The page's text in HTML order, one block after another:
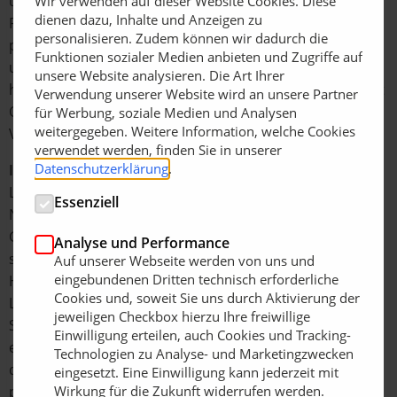
Platten bis maximal 50 kg. Über einen Tragegriff
positionieren ein bis zwei Personen die Platten exakt
und schnell. Ideal zum Anschließen an einen
handelsüblichen Industriestaubsauger oder ein Quickjet
QJ-600-E beziehungsweise Speedy VS-140/200
Vakuumgerät von Probst.
In sicherer Position – Trittstufen und Granitstehlen
Last but not least sind es Trittstufen, Granitstehlen und
Natursteinmauerwerk, die das individuelle Bild eines
Gartens prägen. Allerdings stellen gerade diese
schweren und unhandlichen Materialien eine
Herausforderung für den Rücken dar. Probst hat
Lösungen entwickelt, mit denen die manuelle
Schwerstarbeit um ein Vielfaches erleichtert und
ergonomisch ausführbar wird. Eine dieser Lösungen ist
der Rabattengreifer EXG-MAXI zum Greifen von
parallelen, ebenen und nicht konischen
dienen dazu, Inhalte und Anzeigen zu
personalisieren. Zudem können wir dadurch die
Funktionen sozialer Medien anbieten und Zugriffe auf
unsere Website analysieren. Die Art Ihrer
Verwendung unserer Website wird an unsere Partner
für Werbung, soziale Medien und Analysen
weitergegeben. Weitere Information, welche Cookies
verwendet werden, finden Sie in unserer
Datenschutzerklärung.
Essenziell
Analyse und Performance
Auf unserer Webseite werden von uns und
eingebundenen Dritten technisch erforderliche
Cookies und, soweit Sie uns durch Aktivierung der
jeweiligen Checkbox hierzu Ihre freiwillige
Einwilligung erteilen, auch Cookies und Tracking-
Technologien zu Analyse- und Marketingzwecken
eingesetzt. Eine Einwilligung kann jederzeit mit
Wirkung für die Zukunft widerrufen werden.